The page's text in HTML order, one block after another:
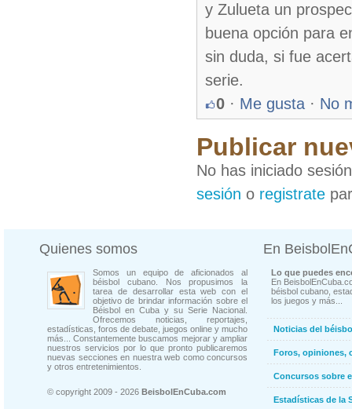
y Zulueta un
buena opción para
sin duda, si fue
serie.
0 · Me gusta · No
Publicar
No has iniciado
sesión o registrate
Quienes somos
Somos un equipo de aficionados al
béisbol cubano. Nos propusimos la
tarea de desarrollar esta web con el
objetivo de brindar información sobre el
Béisbol en Cuba y su Serie Nacional.
Ofrecemos noticias, reportajes,
estadísticas, foros de debate, juegos online y mucho
más... Constantemente buscamos mejorar y ampliar
nuestros servicios por lo que pronto publicaremos
nuevas secciones en nuestra web como concursos
y otros entretenimientos.
© copyright 2009 - 2026 BeisbolEnCuba.com
En
Lo que puedes
En
béisbol cubano,
los juegos y más...
Noticias del
Foros, opiniones,
Concursos sobre
Estadísticas de la